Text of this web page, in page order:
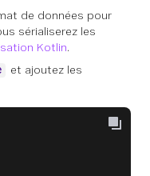
de données pour
sérialiserez les
Kotlin.
et ajoutez les